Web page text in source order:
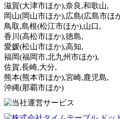
滋賀(大津市ほか),奈良,和歌山,
岡山(岡山市ほか),広島(広島市ほ
鳥取,島根(松江市ほか),山口,
香川 (高松市ほか),徳島,
愛媛(松山市ほか),高知,
福岡(福岡市,北九州市ほか),
佐賀,長崎,大分,
熊本(熊本市ほか),宮崎,鹿児島,
沖縄(那覇市ほか)